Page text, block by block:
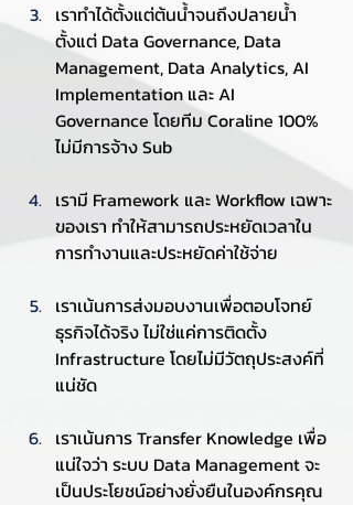
เราทำได้ตั้งแต่ต้นน้ำจนถึงปลายน้ำ
ตั้งแต่ Data Governance, Data
Management, Data Analytics, AI
Implementation และ AI
Governance โดยทีม Coraline 100%
ไม่มีการจ้าง Sub
เรามี Framework และ Workflow เฉพาะ
ของเรา ทำให้สามารถประหยัดเวลาใน
การทำงานและประหยัดค่าใช้จ่าย
เราเน้นการส่งมอบงานเพื่อตอบโจทย์
ธุรกิจได้จริง ไม่ใช่แค่การติดตั้ง
Infrastructure โดยไม่มีวัตถุประสงค์ที่
แน่ชัด
เราเน้นการ Transfer Knowledge เพื่อ
แน่ใจว่า ระบบ Data Management จะ
เป็นประโยชน์อย่างยั่งยืนในองค์กรคุณ